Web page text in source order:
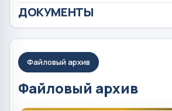
ДОКУМЕНТЫ
Файловый архив
Файловый архив